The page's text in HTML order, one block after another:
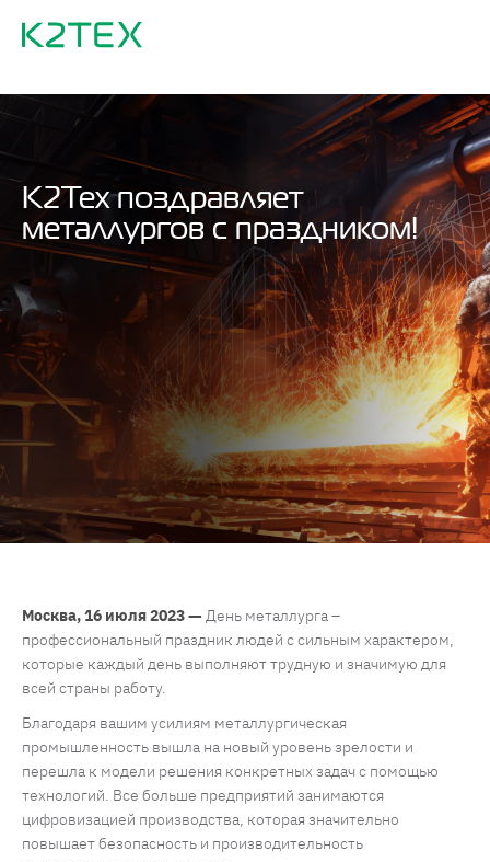
К2Тех поздравляет
металлургов с праздником!
Москва, 16 июля 2023 — День металлурга –
профессиональный праздник людей с сильным характером,
которые каждый день выполняют трудную и значимую для
всей страны работу.
Благодаря вашим усилиям металлургическая
промышленность вышла на новый уровень зрелости и
перешла к модели решения конкретных задач с помощью
технологий. Все больше предприятий занимаются
цифровизацией производства, которая значительно
повышает безопасность и производительность